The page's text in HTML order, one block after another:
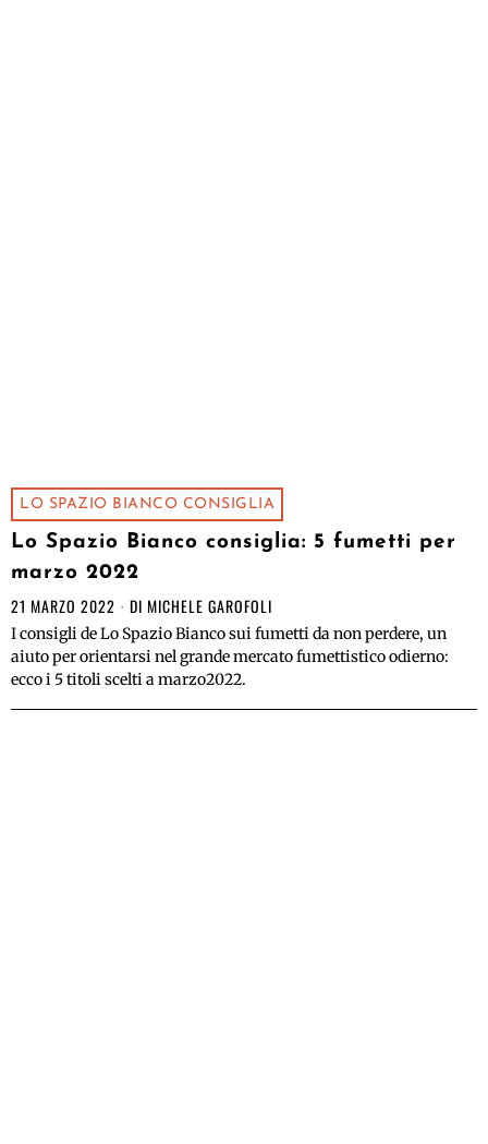
LO SPAZIO BIANCO CONSIGLIA
Lo Spazio Bianco consiglia: 5 fumetti per
marzo 2022
21 MARZO 2022 DI MICHELE GAROFOLI
I consigli de Lo Spazio Bianco sui fumetti da non perdere, un
aiuto per orientarsi nel grande mercato fumettistico odierno:
ecco i 5 titoli scelti a marzo2022.